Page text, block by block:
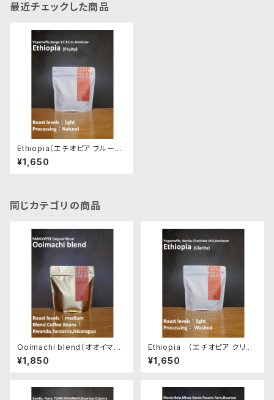
最近チェックした商品
Ethiopia（エチオピア フルーテ
ィー）200g 浅煎り
¥1,650
同じカテゴリの商品
Ooimachi blend（オオイマチ
ブレンド）200g 中煎り
¥1,850
Ethiopia （エチオピア クリア）
200g 浅煎り
¥1,650